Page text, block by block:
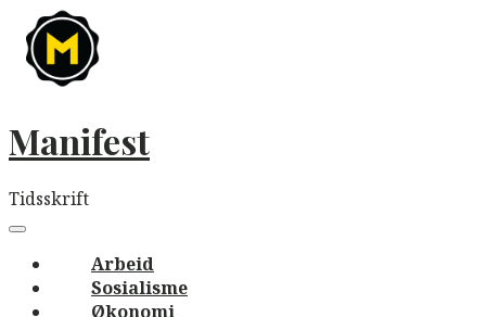
Skip
content
Manifest
Tidsskrift
navigation
Menu
Arbeid
Sosialisme
Økonomi